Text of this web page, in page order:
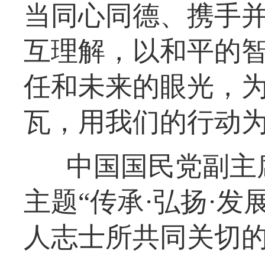
当同心同德、携手
互理解，以和平的
任和未来的眼光，
瓦，用我们的行动
中国国民党副
主题“传承·弘扬·发
人志士所共同关切